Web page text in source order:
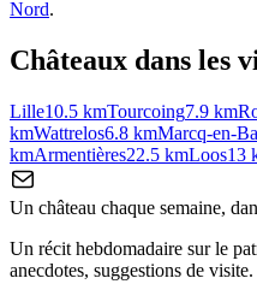
Nord.
Châteaux dans les
Lille10.5 kmTourcoing7.9 km
kmWattrelos6.8 kmMarcq-en-
kmArmentières22.5 kmLoos13
Un château chaque semaine,
Un récit hebdomadaire sur le
anecdotes, suggestions de